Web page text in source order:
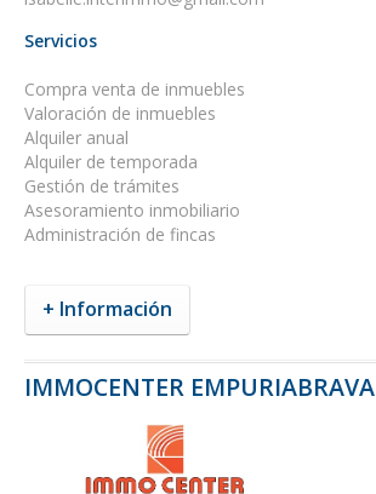
Servicios
Compra venta de inmuebles
Valoración de inmuebles
Alquiler anual
Alquiler de temporada
Gestión de trámites
Asesoramiento inmobiliario
Administración de fincas
+ Información
IMMOCENTER EMPURIABRAVA